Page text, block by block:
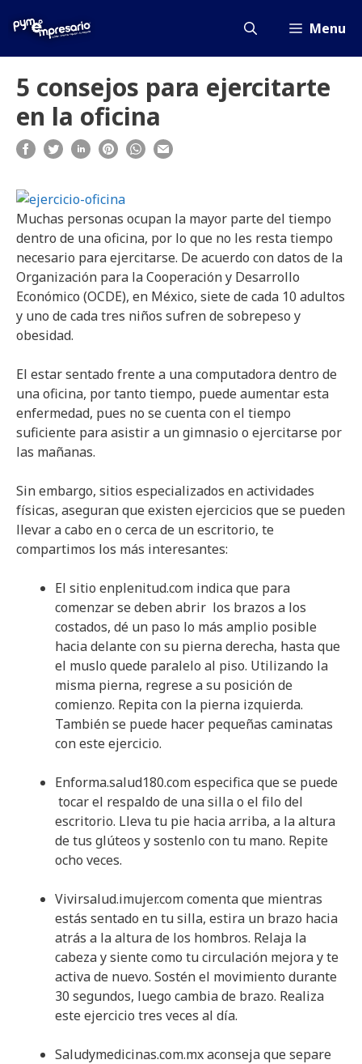
Menu
5 consejos para ejercitarte
en la oficina
Muchas personas ocupan la mayor parte del tiempo
dentro de una oficina, por lo que no les resta tiempo
necesario para ejercitarse. De acuerdo con datos de la
Organización para la Cooperación y Desarrollo
Económico (OCDE), en México, siete de cada 10 adultos
y uno de cada tres niños sufren de sobrepeso y
obesidad.
El estar sentado frente a una computadora dentro de
una oficina, por tanto tiempo, puede aumentar esta
enfermedad, pues no se cuenta con el tiempo
suficiente para asistir a un gimnasio o ejercitarse por
las mañanas.
Sin embargo, sitios especializados en actividades
físicas, aseguran que existen ejercicios que se pueden
llevar a cabo en o cerca de un escritorio, te
compartimos los más interesantes:
El sitio enplenitud.com indica que para
comenzar se deben abrir los brazos a los
costados, dé un paso lo más amplio posible
hacia delante con su pierna derecha, hasta que
el muslo quede paralelo al piso. Utilizando la
misma pierna, regrese a su posición de
comienzo. Repita con la pierna izquierda.
También se puede hacer pequeñas caminatas
con este ejercicio.
Enforma.salud180.com especifica que se puede
tocar el respaldo de una silla o el filo del
escritorio. Lleva tu pie hacia arriba, a la altura
de tus glúteos y sostenlo con tu mano. Repite
ocho veces.
Vivirsalud.imujer.com comenta que mientras
estás sentado en tu silla, estira un brazo hacia
atrás a la altura de los hombros. Relaja la
cabeza y siente como tu circulación mejora y te
activa de nuevo. Sostén el movimiento durante
30 segundos, luego cambia de brazo. Realiza
este ejercicio tres veces al día.
Saludymedicinas.com.mx aconseja que separe